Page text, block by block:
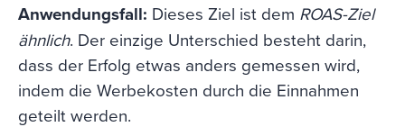
Anwendungsfall: Dieses Ziel ist dem ROAS-Ziel
ähnlich. Der einzige Unterschied besteht darin,
dass der Erfolg etwas anders gemessen wird,
indem die Werbekosten durch die Einnahmen
geteilt werden.